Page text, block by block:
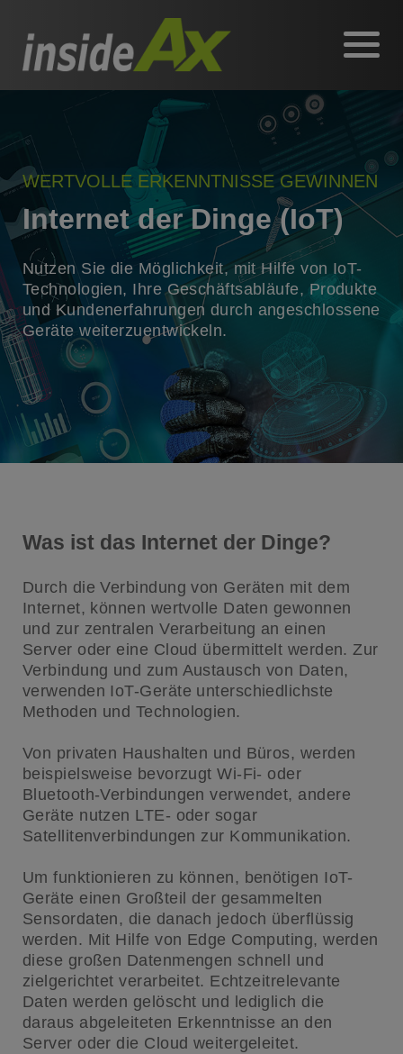
WERTVOLLE ERKENNTNISSE GEWINNEN
Internet der Dinge (IoT)
Nutzen Sie die Möglichkeit, mit Hilfe von IoT-
Technologien, Ihre Geschäftsabläufe, Produkte
und Kundenerfahrungen durch angeschlossene
Geräte weiterzuentwickeln.
Was ist das Internet der Dinge?
Durch die Verbindung von Geräten mit dem
Internet, können wertvolle Daten gewonnen
und zur zentralen Verarbeitung an einen
Server oder eine Cloud übermittelt werden. Zur
Verbindung und zum Austausch von Daten,
verwenden IoT-Geräte unterschiedlichste
Methoden und Technologien.
Von privaten Haushalten und Büros, werden
beispielsweise bevorzugt Wi-Fi- oder
Bluetooth-Verbindungen verwendet, andere
Geräte nutzen LTE- oder sogar
Satellitenverbindungen zur Kommunikation.
Um funktionieren zu können, benötigen IoT-
Geräte einen Großteil der gesammelten
Sensordaten, die danach jedoch überflüssig
werden. Mit Hilfe von Edge Computing, werden
diese großen Datenmengen schnell und
zielgerichtet verarbeitet. Echtzeitrelevante
Daten werden gelöscht und lediglich die
daraus abgeleiteten Erkenntnisse an den
Server oder die Cloud weitergeleitet.